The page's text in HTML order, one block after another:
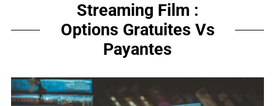
Streaming Film :
Options Gratuites Vs
Payantes